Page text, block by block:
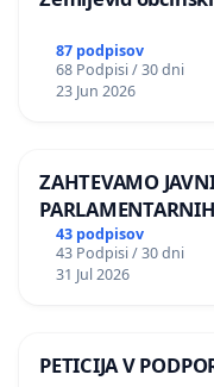
87 podpisov
68 Podpisi / 30 dni
23 Jun 2026
ZAHTEVAMO
ILEGALNI
43 podpisov
43 Podpisi / 30 dni
31 Jul 2026
PETICIJA V